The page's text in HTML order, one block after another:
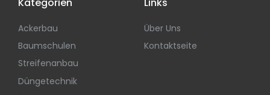
Ackerbau
Baumschulen
Streifenanbau
Düngetechnik
Über Uns
Kontaktseite